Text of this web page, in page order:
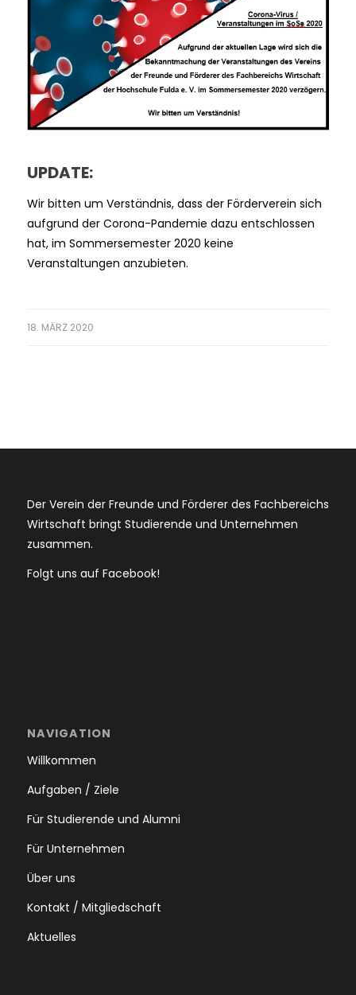
UPDATE:
Wir bitten um Verständnis, dass der Förderverein sich
aufgrund der Corona-Pandemie dazu entschlossen
hat, im Sommersemester 2020 keine
Veranstaltungen anzubieten.
18. MÄRZ 2020
Der Verein der Freunde und Förderer des Fachbereichs
Wirtschaft bringt Studierende und Unternehmen
zusammen.
Folgt uns auf Facebook!
NAVIGATION
Willkommen
Aufgaben / Ziele
Für Studierende und Alumni
Für Unternehmen
Über uns
Kontakt / Mitgliedschaft
Aktuelles